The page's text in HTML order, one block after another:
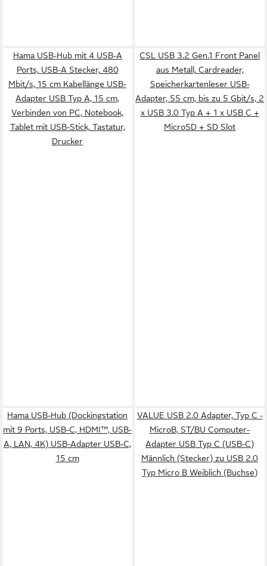
Hama USB-Hub mit 4 USB-A
Ports, USB-A Stecker, 480
Mbit/s, 15 cm Kabellänge USB-
Adapter USB Typ A, 15 cm,
Verbinden von PC, Notebook,
Tablet mit USB-Stick, Tastatur,
Drucker
CSL USB 3.2 Gen.1 Front Panel
aus Metall, Cardreader,
Speicherkartenleser USB-
Adapter, 55 cm, bis zu 5 Gbit/s, 2
x USB 3.0 Typ A + 1 x USB C +
MicroSD + SD Slot
Hama USB-Hub (Dockingstation
mit 9 Ports, USB-C, HDMI™, USB-
A, LAN, 4K) USB-Adapter USB-C,
15 cm
VALUE USB 2.0 Adapter, Typ C -
MicroB, ST/BU Computer-
Adapter USB Typ C (USB-C)
Männlich (Stecker) zu USB 2.0
Typ Micro B Weiblich (Buchse)